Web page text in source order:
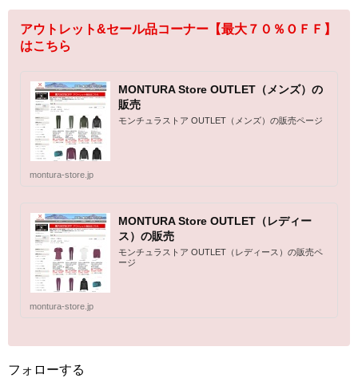
アウトレット&セール品コーナー【最大７０％ＯＦＦ】
はこちら
MONTURA Store OUTLET（メンズ）の
販売
モンチュラストア OUTLET（メンズ）の販売ページ
montura-store.jp
MONTURA Store OUTLET（レディー
ス）の販売
モンチュラストア OUTLET（レディース）の販売ペ
ージ
montura-store.jp
フォローする